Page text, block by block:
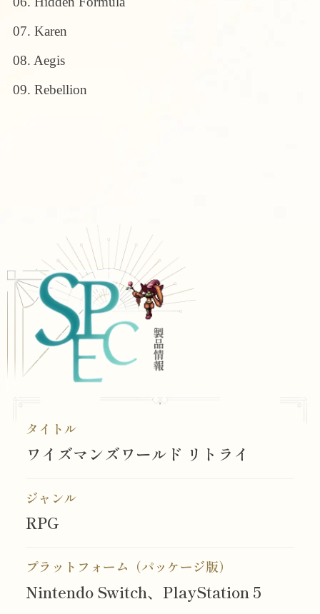
07. Karen
08. Aegis
09. Rebellion
タイトル
ワイズマンズワールド リトライ
ジャンル
RPG
プラットフォーム（パッケージ版）
Nintendo Switch、 PlayStation 5